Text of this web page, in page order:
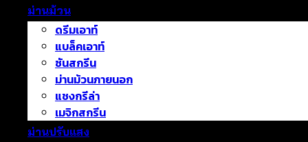
ม่านม้วน
ดรีมเอาท์
แบล็คเอาท์
ซันสกรีน
ม่านม้วนภายนอก
แชงกรีล่า
เมจิกสกรีน
ม่านปรับแสง